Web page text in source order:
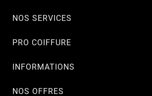
NOS SERVICES
PRO COIFFURE
INFORMATIONS
NOS OFFRES